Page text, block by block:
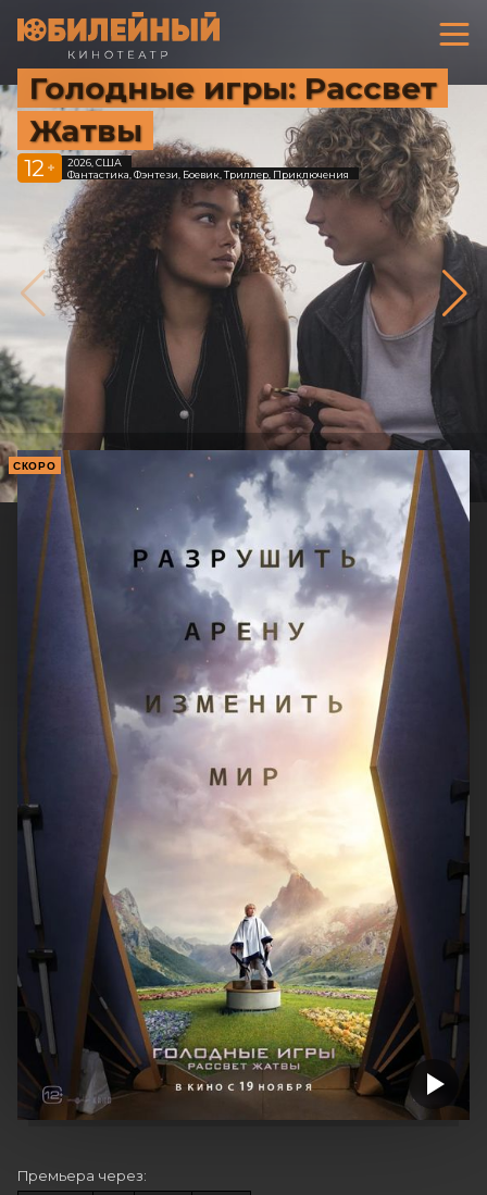
Голодные игры: Рассвет
Жатвы
12 +
2026, США
Фантастика, Фэнтези, Боевик, Триллер, Приключения
СКОРО
Премьера через: